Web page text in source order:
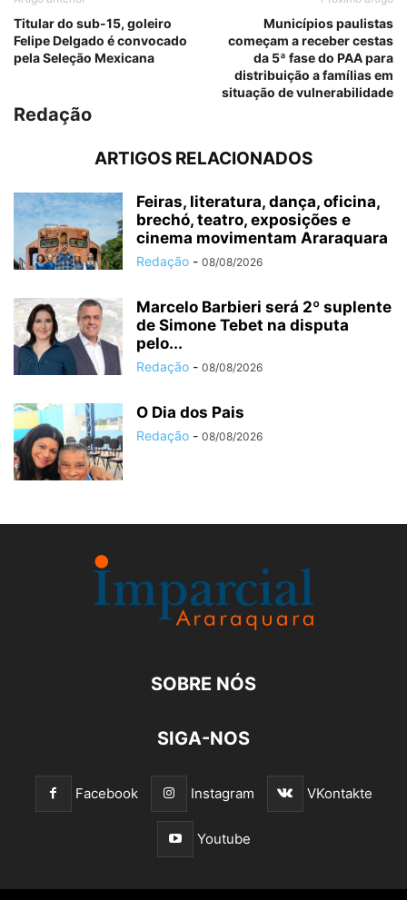
Titular do sub-15, goleiro
Felipe Delgado é convocado
pela Seleção Mexicana
Municípios paulistas
começam a receber cestas
da 5ª fase do PAA para
distribuição a famílias em
situação de vulnerabilidade
Redação
ARTIGOS RELACIONADOS
Feiras, literatura, dança, oficina,
brechó, teatro, exposições e
cinema movimentam Araraquara
Redação - 08/08/2026
Marcelo Barbieri será 2º suplente
de Simone Tebet na disputa
pelo...
Redação - 08/08/2026
O Dia dos Pais
Redação - 08/08/2026
SOBRE NÓS
SIGA-NOS
Facebook Instagram VKontakte
Youtube